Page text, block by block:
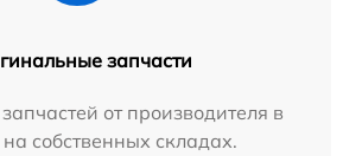
запчасти
от производителя в
собственных складах.